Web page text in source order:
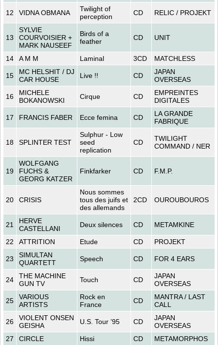
12 VIDNA OBMANA
Twilight of
perception
CD RELIC / PROJEKT
13
SYLVIE
COURVOISIER +
MARK NAUSEEF
Birds of a
feather
CD UNIT
14 A M M Laminal 3CD MATCHLESS
15
MC HELSHIT / DJ
CAR HOUSE
Live !! CD
JAPAN
OVERSEAS
16
MICHELE
BOKANOWSKI
Cirque CD
EMPREINTES
DIGITALES
17 FRANCIS FABER Ecce femina CD
LA GRANDE
FABRIQUE
18 SPLINTER TEST
Sulphur - Low
seed
replication
CD
TWILIGHT
COMMAND / NER
19
WOLFGANG
FUCHS &
GEORG KATZER
Finkfarker CD F.M.P.
20 CRISIS
Nous sommes
tous des juifs et
des allemands
2CD OUROUBOUROS
21
HERVE
CASTELLANI
Deux silences CD METAMKINE
22 ATTRITION Etude CD PROJEKT
23
SIMULTAN
QUARTETT
Speech CD FOR 4 EARS
24
THE MACHINE
GUN TV
Touch CD
JAPAN
OVERSEAS
25
VARIOUS
ARTISTS
Rock en
France
CD
MANTRA / LAST
CALL
26
VIOLENT ONSEN
GEISHA
U.S. Tour ’95 CD
JAPAN
OVERSEAS
27
CIRCLE Hissi CD METAMORPHOS